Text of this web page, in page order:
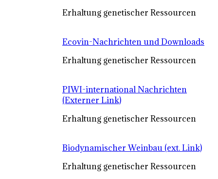
Erhaltung genetischer Ressourcen
Ecovin-Nachrichten und Downloads
Erhaltung genetischer Ressourcen
PIWI-international Nachrichten
(Externer Link)
Erhaltung genetischer Ressourcen
Biodynamischer Weinbau (ext. Link)
Erhaltung genetischer Ressourcen